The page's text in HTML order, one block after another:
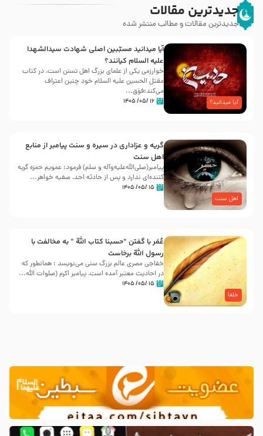
جدیدترین مقالات
جدیدترین مقالات و مطالب منتشر شده
آیا میدانید؟
آیا میدانید مسبّبین اصلی شهادت سیدالشهدا
علیه ‌السلام کیانند؟
خوارزمی یکی از علمای بزرگ اهل تسنن است، در کتاب
مقتل الحسین علیه ‌السلام خود چنین اعتراف
می‌کند:فوَق...
۱۶ /۰۵/ ۱۴۰۵
اهل سنت
گریه و عزاداری در سیره و سنت پیامبر از منابع
اهل سنت
پیامبر(صلی‌الله‌علیه‌وآله و سلم) فرمود: عمویم حمزه گریه
کننده‌ای ندارد و پس از حادثه احد، صفیه خواهر...
۱۵ /۰۵/ ۱۴۰۵
خلفا
عُمَر با گفتن “حسبنا كتاب اللّه ” به مخالفت با
رسول اللّه برخاست
خفاجی مصری عالم بزرگ سنی می‌نویسد : همانطور که
در احادیث معتبر آمده است، پیامبر اکرم (صلوات اللّه...
۱۵ /۰۵/ ۱۴۰۵